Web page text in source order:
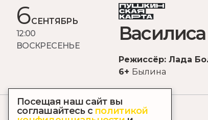
6 СЕНТЯБРЬ
12:00
ВОСКРЕСЕНЬЕ
Режиссёр: Лада
6+ Былина
Посещая наш сайт вы
соглашайтесь с политикой